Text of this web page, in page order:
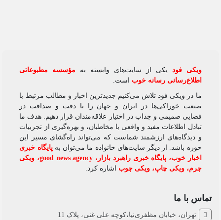
ویکی‌ فودیکی از سایت‌های وابسته به
مؤسسه مطبوعاتی
اطلاع‌رسانی رسانه خوباست.
ما در ویکی‌ فود تلاش می‌کنیم جدیدترین اخبار و مطالب مرتبط با
صنعت خوراکی‌ها در ایران و جهان را با دقت و صداقت در
فضایی صمیمی و جذاب در اختیار علاقه‌مندان قرار دهیم. هدف ما
تبادل اطلاعات مفید و واقعی با مخاطبان، و بهره‌گیری از تجربیات
و دیدگاه‌های ارزشمند شماست که می‌تواند راه‌گشای مسیر این
حوزه باشد. از دیگر سایت‌های خانواده ما می‌توان بهپایگاه خبری
اخبار خوب،پایگاه خبری راهبرد بازار ،good news agency،ویکی
چرم،ویکی چاپ،ویکی چوباشاره کرد.
تماس با ما
تهران، خیابان مظفری‌نیا،کوچه علی غنی، پلاک 11